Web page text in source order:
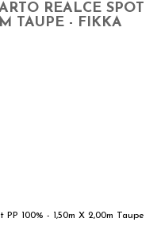
REALCE SPOT
TAUPE - FIKKA